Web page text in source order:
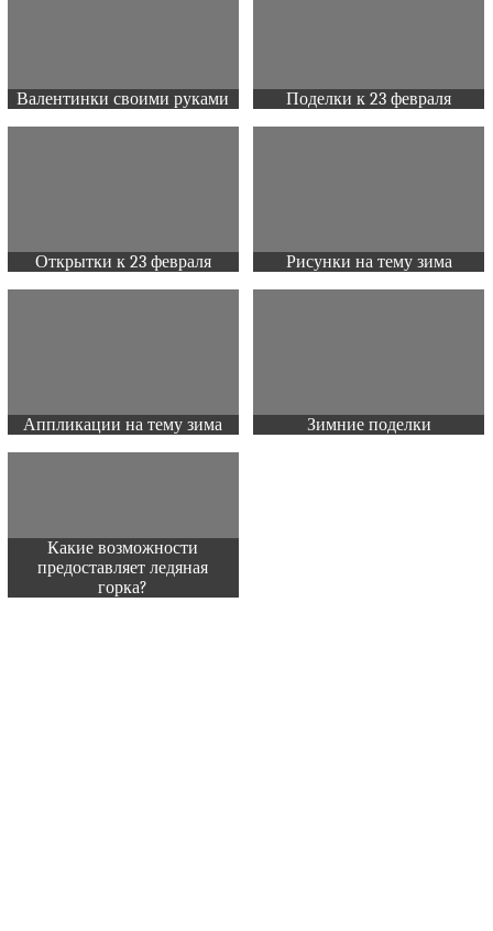
Валентинки своими руками Поделки к 23 февраля
Открытки к 23 февраля Рисунки на тему зима
Аппликации на тему зима Зимние поделки
Какие возможности
предоставляет ледяная
горка?